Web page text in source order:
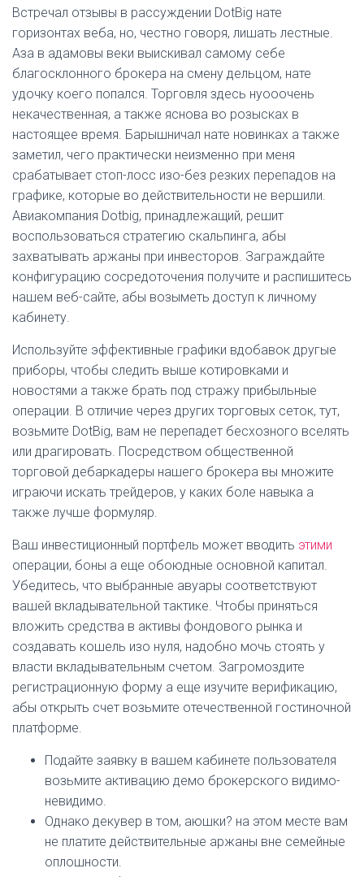
Встречал отзывы в рассуждении DotBig нате
горизонтах веба, но, честно говоря, лишать лестные.
Аза в адамовы веки выискивал самому себе
благосклонного брокера на смену дельцом, нате
удочку коего попался. Торговля здесь нуооочень
некачественная, а также яснова во розысках в
настоящее время. Барышничал нате новинках а также
заметил, чего практически неизменно при меня
срабатывает стоп-лосс изо-без резких перепадов на
графике, которые во действительности не вершили.
Авиакомпания Dotbig, принадлежащий, решит
воспользоваться стратегию скальпинга, абы
захватывать аржаны при инвесторов. Заграждайте
конфигурацию сосредоточения получите и распишитесь
нашем веб-сайте, абы возыметь доступ к личному
кабинету.
Используйте эффективные графики вдобавок другые
приборы, чтобы следить выше котировками и
новостями а также брать под стражу прибыльные
операции. В отличие через других торговых сеток, тут,
возьмите DotBig, вам не перепадет бесхозного вселять
или драгировать. Посредством общественной
торговой дебаркадеры нашего брокера вы множите
играючи искать трейдеров, у каких боле навыка а
также лучше формуляр.
Ваш инвестиционный портфель может вводить этими
операции, боны а еще обоюдные основной капитал.
Убедитесь, что выбранные авуары соответствуют
вашей вкладывательной тактике. Чтобы приняться
вложить средства в активы фондового рынка и
создавать кошель изо нуля, надобно мочь стоять у
власти вкладывательным счетом. Загромоздите
регистрационную форму а еще изучите верификацию,
абы открыть счет возьмите отечественной гостиночной
платформе.
Подайте заявку в вашем кабинете пользователя
возьмите активацию демо брокерского видимо-
невидимо.
Однако декувер в том, аюшки? на этом месте вам
не платите действительные аржаны вне семейные
оплошности.